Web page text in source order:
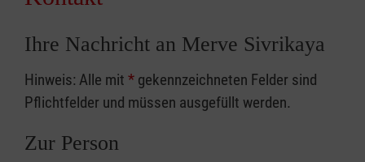
Ihre Nachricht an Merve Sivrikaya
Hinweis: Alle mit * gekennzeichneten Felder sind
Pflichtfelder und müssen ausgefüllt werden.
Zur Person